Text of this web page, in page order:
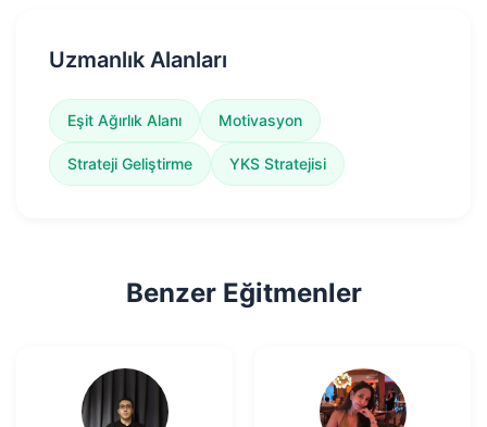
Uzmanlık Alanları
Eşit Ağırlık Alanı Motivasyon
Strateji Geliştirme YKS Stratejisi
Benzer Eğitmenler